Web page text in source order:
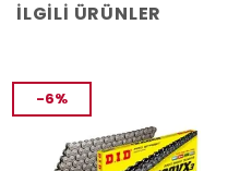
İLGILI ÜRÜNLER
-6%